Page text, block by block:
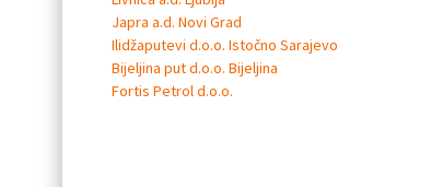
Japra a.d. Novi Grad
Ilidžaputevi d.o.o. Istočno Sarajevo
Bijeljina put d.o.o. Bijeljina
Fortis Petrol d.o.o.